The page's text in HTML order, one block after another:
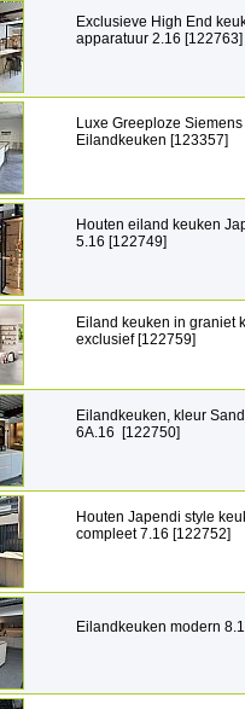
Exclusieve High End
apparatuur 2.16 [122763]
Luxe Greeploze Siemens
Eilandkeuken [123357]
Houten eiland keuken
5.16 [122749]
Eiland keuken in graniet
exclusief [122759]
Eilandkeuken, kleur
6A.16 [122750]
Houten Japendi style
compleet 7.16 [122752]
Eilandkeuken modern